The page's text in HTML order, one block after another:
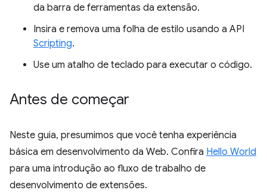
da barra de ferramentas da extensão.
Insira e remova uma folha de estilo usando a API
Scripting.
Use um atalho de teclado para executar o código.
Antes de começar
Neste guia, presumimos que você tenha experiência
básica em desenvolvimento da Web. Confira Hello World
para uma introdução ao fluxo de trabalho de
desenvolvimento de extensões.